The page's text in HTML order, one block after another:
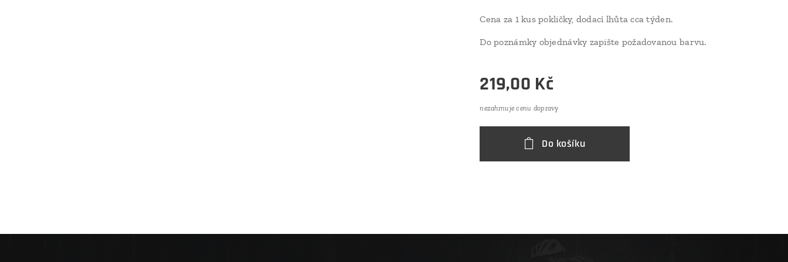
Cena za 1 kus pokličky, dodací lhůta cca týden.
Do poznámky objednávky zapište požadovanou barvu.
219,00 Kč
nezahrnuje cenu dopravy
Do košíku